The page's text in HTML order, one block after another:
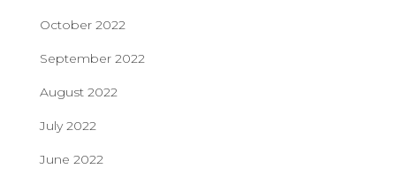
October 2022
September 2022
August 2022
July 2022
June 2022